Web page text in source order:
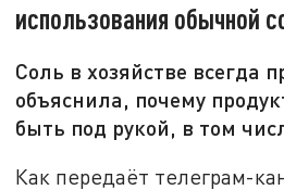
использования обычной
Соль в хозяйстве всегда
объяснила, почему
быть под рукой, в том
Как передаёт телеграм-